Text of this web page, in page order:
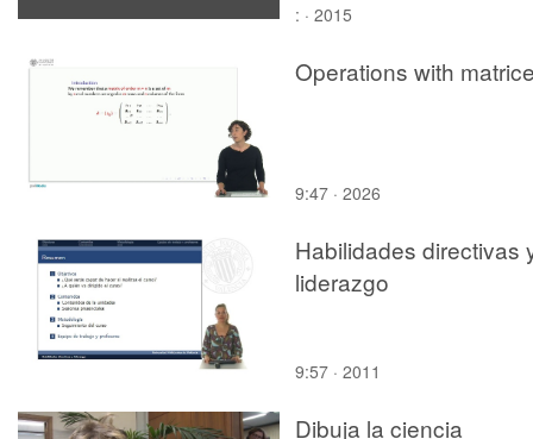
: · 2015
Operations with
9:47 · 2026
Habilidades directivas
liderazgo
9:57 · 2011
Dibuja la ciencia